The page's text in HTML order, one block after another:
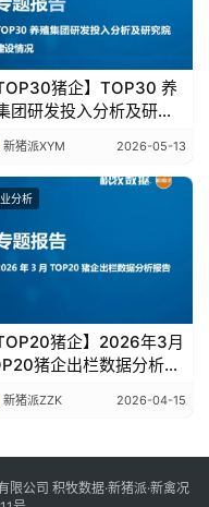
TOP30猪企】TOP30 养
团研发投入分析及研究
设情况
新猪派XYM 2026-05-13
分析
TOP20猪企】2026年3月
猪企出栏数据分析报
新猪派ZZK 2026-04-15
公司 积牧数据·新猪派·新禽况